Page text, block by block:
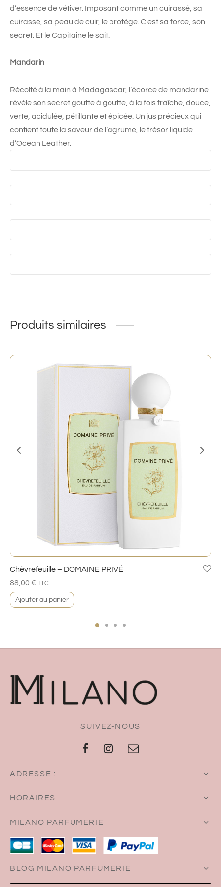
d’essence de vétiver. Imposant comme un cuirassé, sa
cuirasse, sa peau de cuir, le protège. C’est sa force, son
secret. Et le Capitaine le sait.
Mandarin
Récolté à la main à Madagascar, l’écorce de mandarine
révèle son secret goutte à goutte, à la fois fraîche, douce,
verte, acidulée, pétillante et épicée. Un jus précieux qui
contient toute la saveur de l’agrume, le trésor liquide
d’Ocean Leather.
Produits similaires
Chèvrefeuille – DOMAINE PRIVÉ
88,00 € TTC
Ajouter au panier
SUIVEZ-NOUS
ADRESSE :
HORAIRES
MILANO PARFUMERIE
BLOG MILANO PARFUMERIE